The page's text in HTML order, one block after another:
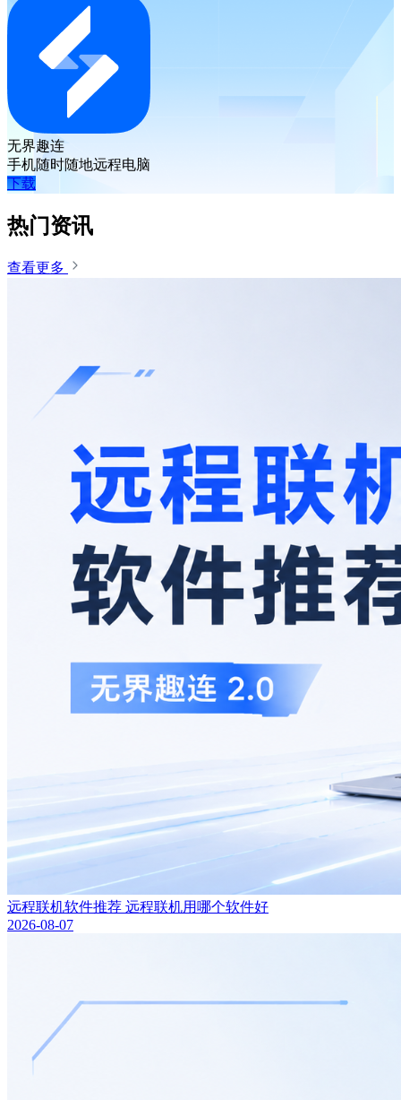
无界趣连
手机随时随地远程电脑
下载
热门资讯
查看更多
远程联机软件推荐 远程联机用哪个软件好
2026-08-07